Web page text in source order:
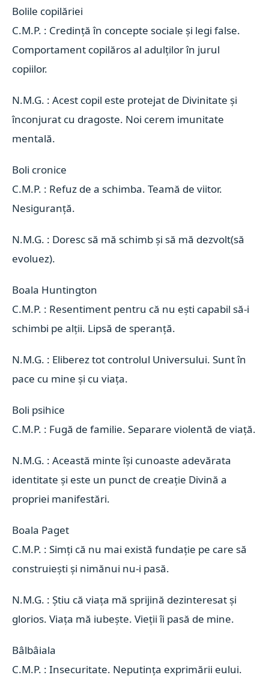
Bolile copilăriei
C.M.P. : Credință în concepte sociale și legi false.
Comportament copilăros al adulților în jurul
copiilor.
N.M.G. : Acest copil este protejat de Divinitate și
înconjurat cu dragoste. Noi cerem imunitate
mentală.
Boli cronice
C.M.P. : Refuz de a schimba. Teamă de viitor.
Nesiguranță.
N.M.G. : Doresc să mă schimb și să mă dezvolt(să
evoluez).
Boala Huntington
C.M.P. : Resentiment pentru că nu ești capabil să-i
schimbi pe alții. Lipsă de speranță.
N.M.G. : Eliberez tot controlul Universului. Sunt în
pace cu mine și cu viața.
Boli psihice
C.M.P. : Fugă de familie. Separare violentă de viață.
N.M.G. : Această minte își cunoaste adevărata
identitate și este un punct de creație Divină a
propriei manifestări.
Boala Paget
C.M.P. : Simți că nu mai există fundație pe care să
construiești și nimănui nu-i pasă.
N.M.G. : Știu că viața mă sprijină dezinteresat și
glorios. Viața mă iubește. Vieții îi pasă de mine.
Bâlbâiala
C.M.P. : Insecuritate. Neputința exprimării eului.